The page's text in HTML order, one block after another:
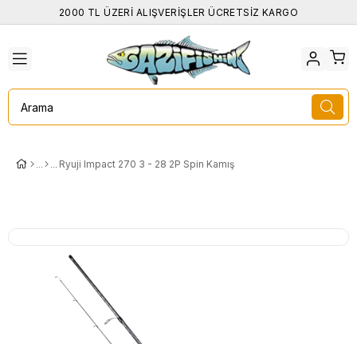
2000 TL ÜZERİ ALIŞVERİŞLER ÜCRETSİZ KARGO
Ryuji Impact 270 3 - 28 2P Spin Kamış